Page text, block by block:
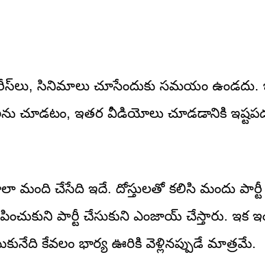
సినిమాలు చూసేందుకు సమయం ఉండదు.
చూడటం, ఇతర వీడియోలు చూడడానికి
మంది చేసేది ఇదే. దోస్తులతో కలిసి మందు పార్టీ
పార్టీ చేసుకుని ఎంజాయ్‌ చేస్తారు. ఇక
కేవలం భార్య ఊరికి వెళ్లినప్పుడే మాత్రమే.